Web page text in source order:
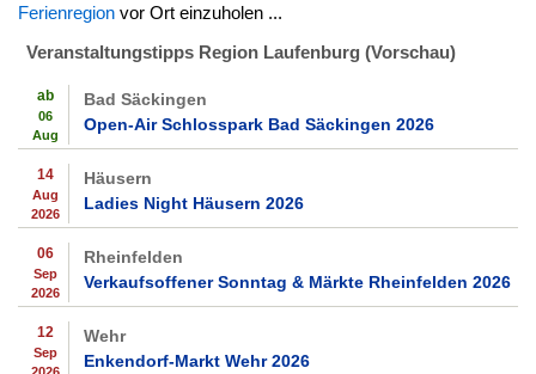
Ferienregion vor Ort einzuholen ...
Veranstaltungstipps Region Laufenburg (Vorschau)
ab
06
Aug
Bad Säckingen
Open-Air Schlosspark Bad Säckingen 2026
14
Aug
2026
Häusern
Ladies Night Häusern 2026
06
Sep
2026
Rheinfelden
Verkaufsoffener Sonntag & Märkte Rheinfelden 2026
12
Sep
Wehr
Enkendorf-Markt Wehr 2026